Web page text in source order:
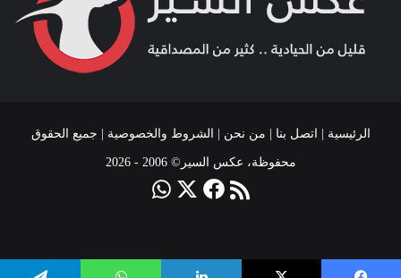
الرئيسية اتصل بنا من نحن الشروط والخصوصية | جميع الحقوق
محفوظة، عكس السير© 2006 - 2026